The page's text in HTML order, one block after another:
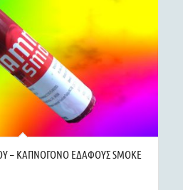
– ΚΑΠΝΟΓΟΝΟ ΕΔΑΦΟΥΣ SMOKE